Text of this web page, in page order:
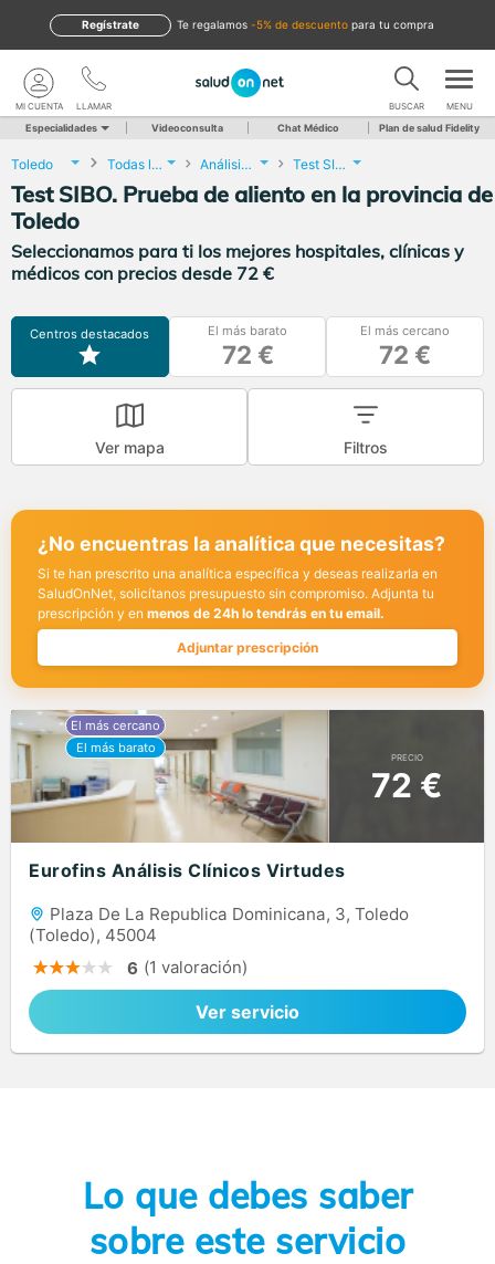
te regalamos -5% de descuento para tu compra
Regístrate
LLAMAR
MI CUENTA BUSCAR MENU
Especialidades Videoconsulta Chat Médico Plan de salud Fidelity
Toledo Todas las localidades Análisis Clínicos Test SIBO. Prueba de aliento
Test SIBO. Prueba de aliento en la provincia de
Toledo
Seleccionamos para ti los mejores hospitales, clínicas y
médicos con precios desde 72 €
Centros destacados El más barato
72 €
El más cercano
72 €
Ver mapa Filtros
¿No encuentras la analítica que necesitas?
Si te han prescrito una analítica específica y deseas realizarla en
SaludOnNet, solicítanos presupuesto sin compromiso. Adjunta tu
prescripción y en menos de 24h lo tendrás en tu email.
Adjuntar prescripción
PRECIO
72 €
Eurofins Análisis Clínicos Virtudes
Plaza De La Republica Dominicana, 3, Toledo
(Toledo), 45004
6 (1 valoración)
Ver servicio
Lo que debes saber
sobre este servicio